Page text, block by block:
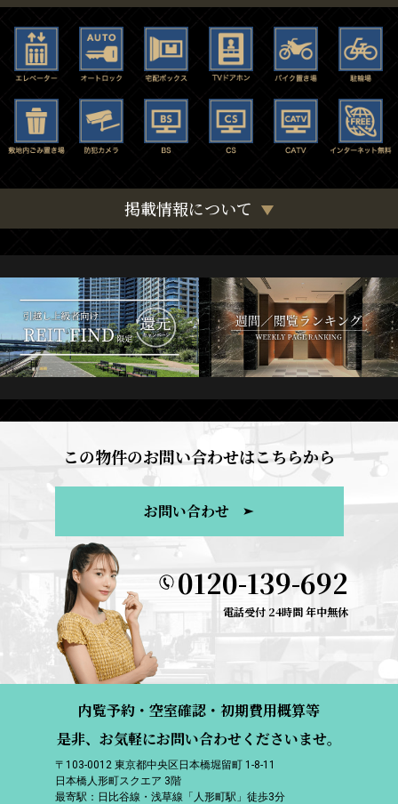
掲載情報について
この物件のお問い合わせはこちらから
お問い合わせ
0120-139-692
電話受付 24時間 年中無休
内覧予約・空室確認・初期費用概算等
是非、お気軽にお問い合わせくださいませ。
〒103-0012 東京都中央区日本橋堀留町 1-8-11
日本橋人形町スクエア 3階
最寄駅：日比谷線・浅草線「人形町駅」徒歩3分